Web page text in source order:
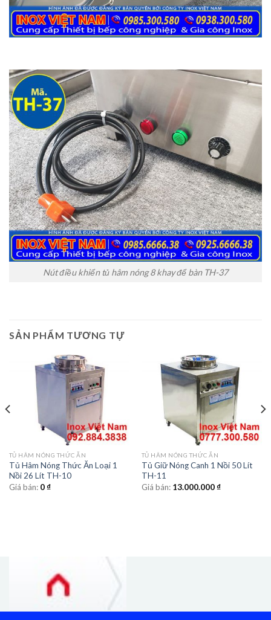
Nút điều khiển tủ hâm nóng 8 khay để bàn TH-37
SẢN PHẨM TƯƠNG TỰ
TỦ HÂM NÓNG THỨC ĂN
Tủ Hâm Nóng Thức Ăn Loại 1
Nồi 26 Lít TH-10
Giá bán: 0₫
TỦ HÂM NÓNG THỨC ĂN
Tủ Giữ Nóng Canh 1 Nồi 50 Lít
TH-11
Giá bán: 13.000.000₫